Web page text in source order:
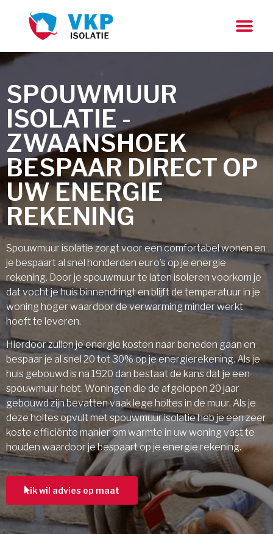
SPOUWMUUR
ISOLATIE -
ZWAANSHOEK
BESPAAR DIRECT OP
UW ENERGIE
REKENING
Spouwmuur isolatie zorgt voor een comfortabel wonen en
je bespaart al snel honderden euro’s op je energie
rekening. Door je spouwmuur te laten isoleren voorkom je
dat vocht je huis binnendringt en blijft de temperatuur in je
woning hoger waardoor de verwarming minder werkt
hoeft te leveren.
Hierdoor zullen je energie kosten naar beneden gaan en
bespaar je al snel 20 tot 30% op je energierekening. Als je
huis gebouwd is na 1920 dan bestaat de kans dat je een
spouwmuur hebt. Woningen die de afgelopen 20 jaar
gebouwd zijn bevatten vaak lege holtes in de muur. Als je
deze holtes opvult met spouwmuur isolatie heb je een zeer
koste efficiënte manier om warmte in uw woning vast te
houden waardoor je bespaart op je energie rekening.
ik wil advies op maat